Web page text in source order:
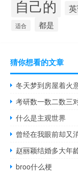
自己的
适合 都是
猜你想看的文章
冬天梦到房屋着火
考研数一数二数三
什么是主观世界
赵丽颖结婚多大年
broo什么梗